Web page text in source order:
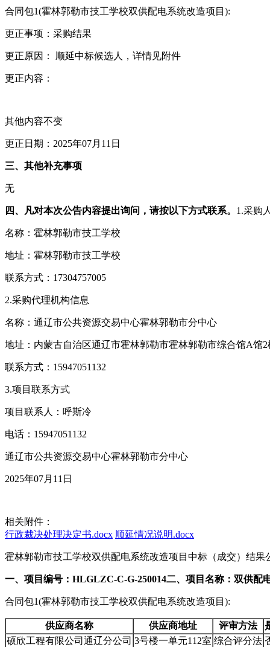
合同包1(霍林郭勒市技工学校双供配电系统改造项目):
更正事项：采购结果
更正原因： 顺延中标候选人，详情见附件
更正内容：
其他内容不变
更正日期：2025年07月11日
三、其他补充事项
无
四、凡对本次公告内容提出询问，请按以下方式联系。 1.采购
名称：霍林郭勒市技工学校
地址：霍林郭勒市技工学校
联系方式：17304757005
2.采购代理机构信息
名称：通辽市公共资源交易中心霍林郭勒市分中心
地址：内蒙古自治区通辽市霍林郭勒市霍林郭勒市综合馆A馆2
联系方式：15947051132
3.项目联系方式
项目联系人：呼斯冷
电话：15947051132
通辽市公共资源交易中心霍林郭勒市分中心
2025年07月11日
相关附件：
行政裁决处理决定书.docx 顺延情况说明.docx
霍林郭勒市技工学校双供配电系统改造项目中标（成交）结果
一、项目编号：HLGLZC-C-G-250014二、项目名称：双供配
合同包1(霍林郭勒市技工学校双供配电系统改造项目):
供应商名称 供应商地址 评审方法
硕欣工程有限公司通辽分公司 3号楼一单元112室 综合评分法